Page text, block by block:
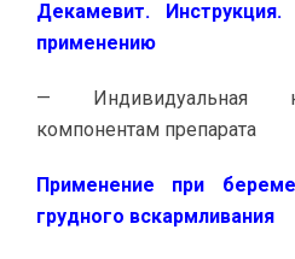
Декамевит. Инструкция.
применению
— Индивидуальная
компонентам препарата
Применение при
грудного вскармливания